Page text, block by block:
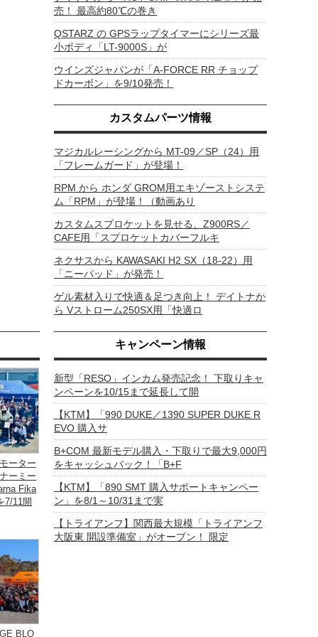
ーター
ーミー
Fika
7/11開
BLO
売！ 最高約80℃の巻き
QSTARZ の GPSラップタイマーにシリーズ最
小ボディ「LT-9000S」が
ウインズジャパンが「A-FORCE RR チョップ
ドカーボン」を9/10発売！
カスタムパーツ情報
マジカルレーシングから MT-09／SP（24）用
「フレームガード」が登場！
RPM から ホンダ GROM用エキゾーストシステ
ム「RPM」が登場！（動画あり
カスタムスプロケットを見せる、Z900RS／
CAFE用「スプロケットカバーフルキ
ネクサスから KAWASAKI H2 SX（18-22）用
「ニーパッド」が発売！
ゲル素材入りで快適＆足つき向上！ デイトナか
ら Vストローム250SX用「快適ロ
キャンペーン情報
新型「RESO」インカム発売記念！ 下取りキャ
ンペーンを10/15まで延長して開
【KTM】「990 DUKE／1390 SUPER DUKE R
EVO 購入サ
B+COM 最新モデル購入・下取りで最大9,000円
をキャッシュバック！「B+F
【KTM】「890 SMT 購入サポートキャンペー
ン」を8/1～10/31まで実
【トライアンフ】関西最大規模「トライアンフ
大阪東 開設準備室」がオープン！ 限定